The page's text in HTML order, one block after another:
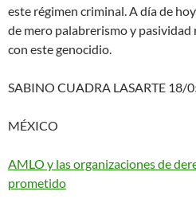
este régimen criminal. A día de
de mero palabrerismo y pasividad
con este genocidio.
SABINO CUADRA LASARTE 18/
MÉXICO
AMLO y las organizaciones de
prometido